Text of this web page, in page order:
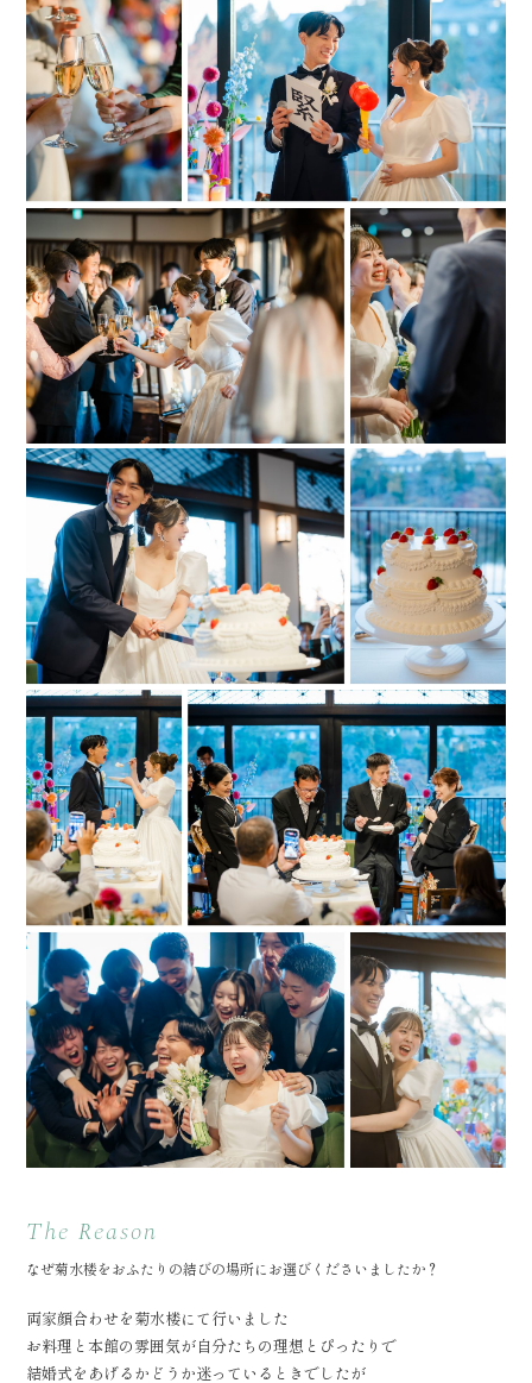
The Reason
なぜ菊水楼をおふたりの結びの場所にお選びくださいましたか？
両家顔合わせを菊水楼にて行いました
お料理と本館の雰囲気が自分たちの理想とぴったりで
結婚式をあげるかどうか迷っているときでしたが